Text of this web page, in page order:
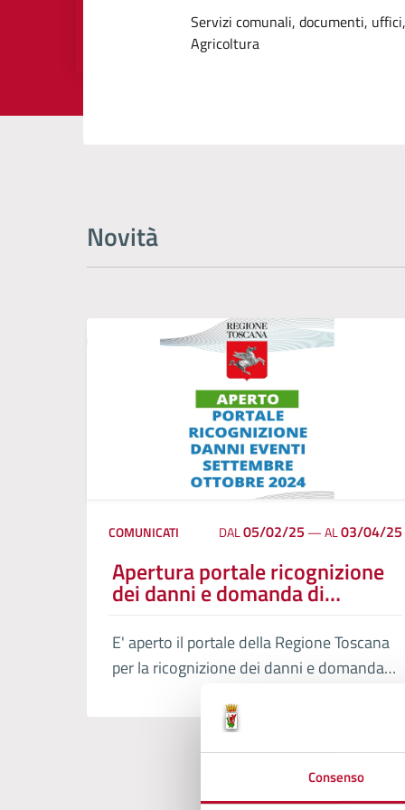
Consenso
Dettagli
Servizi comunali, documenti,
Agricoltura
Novità
COMUNICATI DAL05/02/25 —AL03/04/25
Apertura portale ricognizione
dei danni e domanda di
E' aperto il portale della Regione Toscana
per la ricognizione dei danni e domanda
eccezionali eventi meteorologici
domanda entro il 31/03/2025.